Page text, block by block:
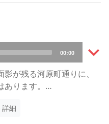
おみくじなので、是非試
。
とで、絶好の撮影スポッ
。船の通行が多い日に
ることがあります。ただ
多いため、確実なのは観
9時55分頃です。
11時から15時の毎正時
れます。観光船から撮影
立全体をほぼ縦一直線に
す。
は名物の「股のぞき
股の間から天橋立を眺め
上がっているように見
りゅうかん）」と呼ば
立は、「幻雪の飛龍観
00:00 keyboard_arrow_down
が残る河原町通りに、
ります。
た座敷や庭園です。
詳細